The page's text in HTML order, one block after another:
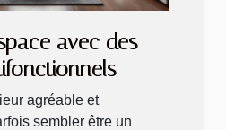
avec des
agréable et
sembler être un